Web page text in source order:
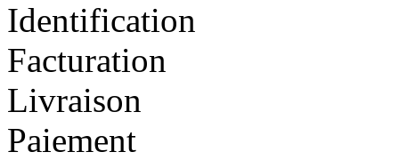
Identification
Facturation
Livraison
Paiement